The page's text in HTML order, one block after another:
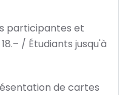
participantes et
/ Étudiants jusqu'à
de cartes